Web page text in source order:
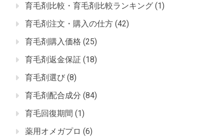
育毛剤比較・育毛剤比較ランキング (1)
育毛剤注文・購入の仕方 (42)
育毛剤購入価格 (25)
育毛剤返金保証 (18)
育毛剤選び (8)
育毛剤配合成分 (84)
育毛回復期間 (1)
薬用オメガプロ (6)